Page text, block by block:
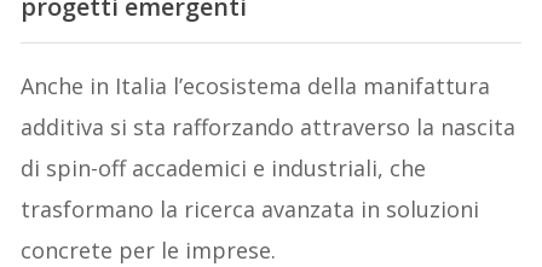
Anche in Italia l’ecosistema della manifattura
additiva si sta rafforzando attraverso la nascita
di spin-off accademici e industriali, che
trasformano la ricerca avanzata in soluzioni
concrete per le imprese.